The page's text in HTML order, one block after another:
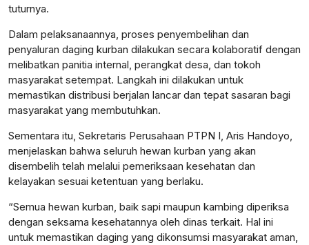
tuturnya.
Dalam pelaksanaannya, proses penyembelihan dan
penyaluran daging kurban dilakukan secara kolaboratif dengan
melibatkan panitia internal, perangkat desa, dan tokoh
masyarakat setempat. Langkah ini dilakukan untuk
memastikan distribusi berjalan lancar dan tepat sasaran bagi
masyarakat yang membutuhkan.
Sementara itu, Sekretaris Perusahaan PTPN I, Aris Handoyo,
menjelaskan bahwa seluruh hewan kurban yang akan
disembelih telah melalui pemeriksaan kesehatan dan
kelayakan sesuai ketentuan yang berlaku.
“Semua hewan kurban, baik sapi maupun kambing diperiksa
dengan seksama kesehatannya oleh dinas terkait. Hal ini
untuk memastikan daging yang dikonsumsi masyarakat aman,